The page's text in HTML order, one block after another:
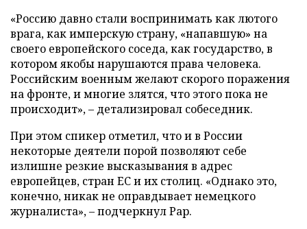
«Россию давно стали воспринимать как лютого
врага, как имперскую страну, «напавшую» на
своего европейского соседа, как государство, в
котором якобы нарушаются права человека.
Российским военным желают скорого поражения
на фронте, и многие злятся, что этого пока не
происходит», – детализировал собеседник.
При этом спикер отметил, что и в России
некоторые деятели порой позволяют себе
излишне резкие высказывания в адрес
европейцев, стран ЕС и их столиц. «Однако это,
конечно, никак не оправдывает немецкого
журналиста», – подчеркнул Рар.